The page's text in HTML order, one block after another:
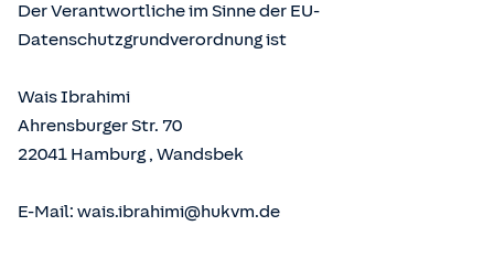
Der Verantwortliche im Sinne der EU-
Datenschutzgrundverordnung ist
Wais Ibrahimi
Ahrensburger Str. 70
22041 Hamburg , Wandsbek
E-Mail: wais.ibrahimi@hukvm.de